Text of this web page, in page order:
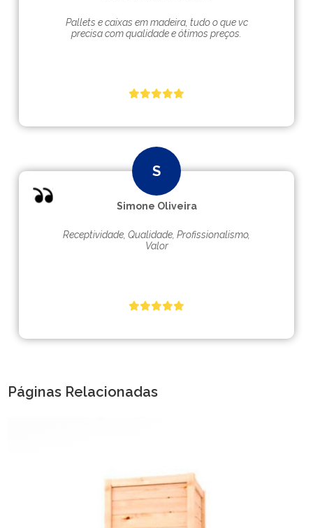
Pallets e caixas em madeira, tudo o que vc
precisa com qualidade e ótimos preços.
Simone Oliveira
Receptividade, Qualidade, Profissionalismo,
Valor
Páginas Relacionadas